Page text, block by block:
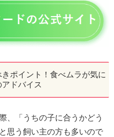
ポイント！食べムラが気に
ドバイス
、「うちの子に合うかどう
思う飼い主の方も多いので